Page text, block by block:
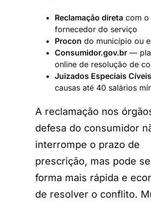
Reclamação direta com o
fornecedor do serviço
Procon do município ou
Consumidor.gov.br —
online de resolução de
Juizados Especiais Cíveis
causas até 40 salários
A reclamação nos
defesa do consumidor
interrompe o prazo de
prescrição, mas pode
forma mais rápida e
de resolver o conflito.